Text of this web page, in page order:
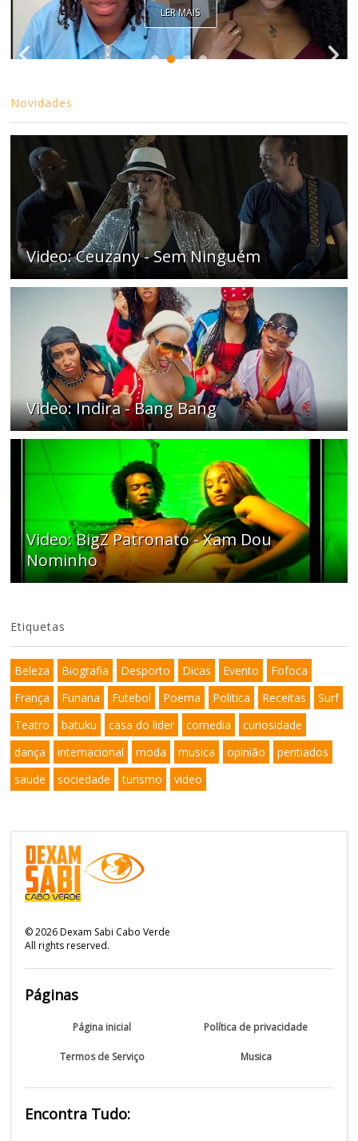
LER MAIS
Novidades
Video: Ceuzany - Sem Ninguém
Video: Indira - Bang Bang
Video: BigZ Patronato - Xam Dou
Nominho
Etiquetas
Beleza Biografia Desporto Dicas Evento
Fofoca
França
Funana Futebol Poema Politica Receitas
Surf
Teatro
batuku casa do lider comedia
curiosidade
dança
internacional moda musica opinião
pentiados
saude
sociedade turismo video
©2026Dexam Sabi Cabo Verde
All rights reserved.
Páginas
Página inicial Política de privacidade
Termos de Serviço Musica
Encontra Tudo: